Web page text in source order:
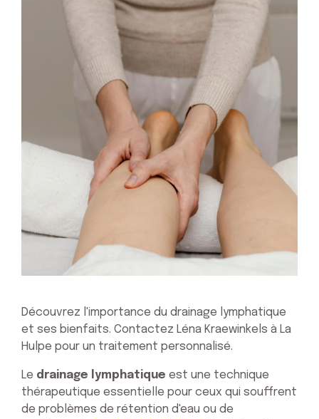
Découvrez l'importance du drainage lymphatique
et ses bienfaits. Contactez Léna Kraewinkels à La
Hulpe pour un traitement personnalisé.
Le drainage lymphatique est une technique
thérapeutique essentielle pour ceux qui souffrent
de problèmes de rétention d'eau ou de